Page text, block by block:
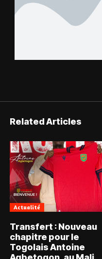
Related Articles
Actualité
Transfert : Nouveau
chapitre pour le
Togolais Antoine